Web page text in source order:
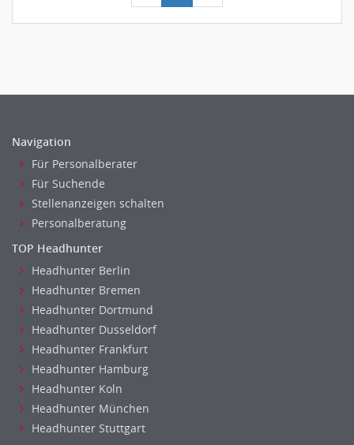
Navigation
Für Personalberater
Für Suchende
Stellenanzeigen schalten
Personalberatung
TOP Headhunter
Headhunter Berlin
Headhunter Bremen
Headhunter Dortmund
Headhunter Dusseldorf
Headhunter Frankfurt
Headhunter Hamburg
Headhunter Koln
Headhunter München
Headhunter Stuttgart